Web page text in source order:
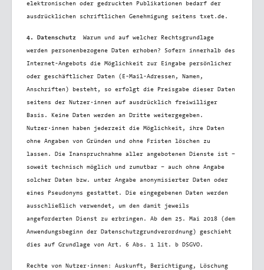
elektronischen oder gedruckten Publikationen bedarf der
ausdrücklichen schriftlichen Genehmigung seitens txet.de.
4. Datenschutz Warum und auf welcher Rechtsgrundlage
werden personenbezogene Daten erhoben? Sofern innerhalb des
Internet-Angebots die Möglichkeit zur Eingabe persönlicher
oder geschäftlicher Daten (E-Mail-Adressen, Namen,
Anschriften) besteht, so erfolgt die Preisgabe dieser Daten
seitens der Nutzer·innen auf ausdrücklich freiwilliger
Basis. Keine Daten werden an Dritte weitergegeben.
Nutzer·innen haben jederzeit die Möglichkeit, ihre Daten
ohne Angaben von Gründen und ohne Fristen löschen zu
lassen. Die Inanspruchnahme aller angebotenen Dienste ist –
soweit technisch möglich und zumutbar – auch ohne Angabe
solcher Daten bzw. unter Angabe anonymisierter Daten oder
eines Pseudonyms gestattet. Die eingegebenen Daten werden
ausschließlich verwendet, um den damit jeweils
angeforderten Dienst zu erbringen. Ab dem 25. Mai 2018 (dem
Anwendungsbeginn der Datenschutzgrundverordnung) geschieht
dies auf Grundlage von Art. 6 Abs. 1 lit. b DSGVO.
Rechte von Nutzer·innen: Auskunft, Berichtigung, Löschung